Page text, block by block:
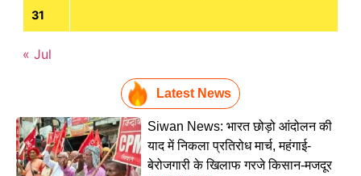
31
« Jul
Latest News
Siwan News: भारत छोड़ो आंदोलन की
याद में निकला प्रतिरोध मार्च, महंगाई-
बेरोजगारी के खिलाफ गरजे किसान-मजदूर